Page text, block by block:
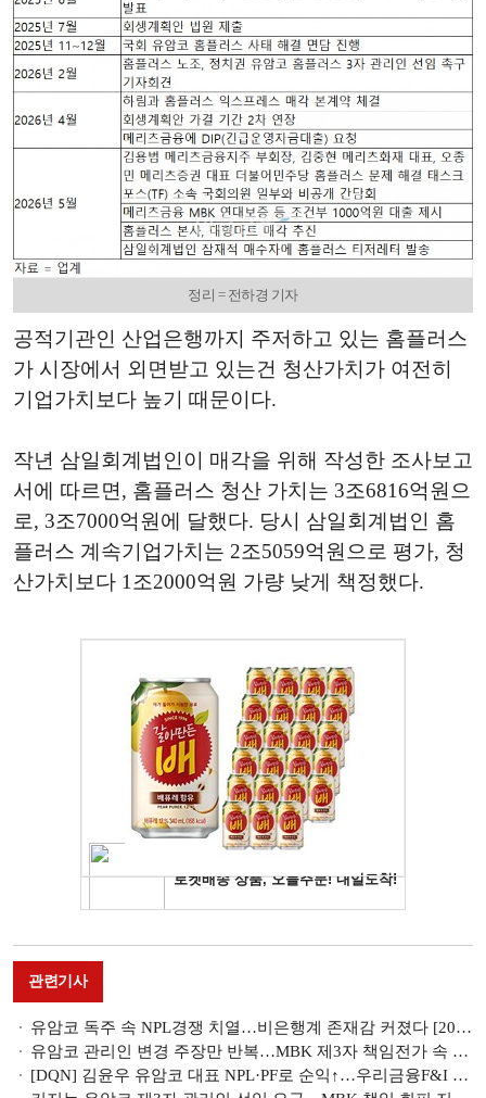
정리 = 전하경 기자
공적기관인 산업은행까지 주저하고 있는 홈플러스
가 시장에서 외면받고 있는건 청산가치가 여전히
기업가치보다 높기 때문이다.
작년 삼일회계법인이 매각을 위해 작성한 조사보고
서에 따르면, 홈플러스 청산 가치는 3조6816억원으
로, 3조7000억원에 달했다. 당시 삼일회계법인 홈
플러스 계속기업가치는 2조5059억원으로 평가, 청
산가치보다 1조2000억원 가량 낮게 책정했다.
관련기사
유암코 독주 속 NPL경쟁 치열…비은행계 존재감 커졌다 [2026 NPL 돋보기 ①]
유암코 관리인 변경 주장만 반복…MBK 제3자 책임전가 속 직원 피해만 가중 [홈플러스 리스크 불똥 튄 유암코]
[DQN] 김윤우 유암코 대표 NPL·PF로 순익↑…우리금융F&I 충당금 급증에 적자 전환 [금융사 2026 1분기 리그테이블]